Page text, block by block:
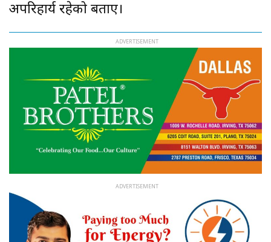
अपरिहार्य रहेको बताए।